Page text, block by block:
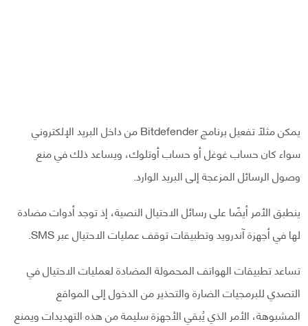
يمكن مثلًا تفعيل برنامج Bitdefender من داخل البريد الإلكتروني
سواء كان حساب غوغل أو حساب أوتلوك، ويساعد ذلك في منع
وصول الرسائل المزعجة إلى البريد الوارد.
ينطبق الأمر أيضًا على رسائل الاحتيال النصية، إذ توجد أدوات مضادة
لها في أجهزة آندرويد وتطبيقات توقف عمليات الاحتيال عبر SMS.
تساعد تطبيقات الهواتف المحمولة المضادة لعمليات الاحتيال في
التصدي للبرمجيات الضارة والتحذير من الدخول إلى المواقع
المشبوهة، الأمر الذي يُبقي الأجهزة سليمة من هذه التهديدات ويمنع